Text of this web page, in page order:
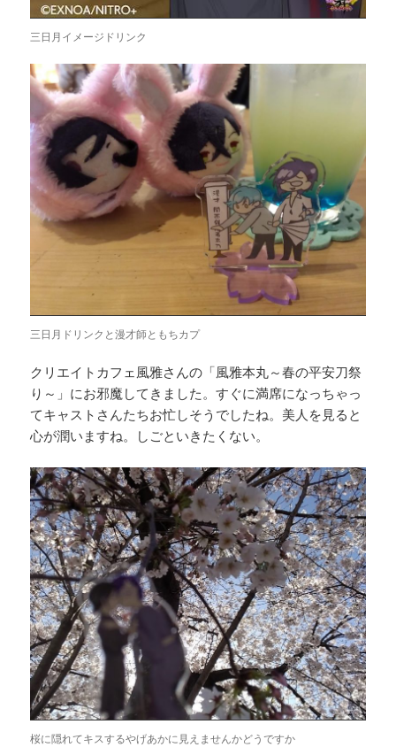
三日月イメージドリンク
三日月ドリンクと漫才師ともちカプ
クリエイトカフェ風雅さんの「風雅本丸～春の平安刀祭
り～」にお邪魔してきました。すぐに満席になっちゃっ
てキャストさんたちお忙しそうでしたね。美人を見ると
心が潤いますね。しごといきたくない。
桜に隠れてキスするやげあかに見えませんかどうですか